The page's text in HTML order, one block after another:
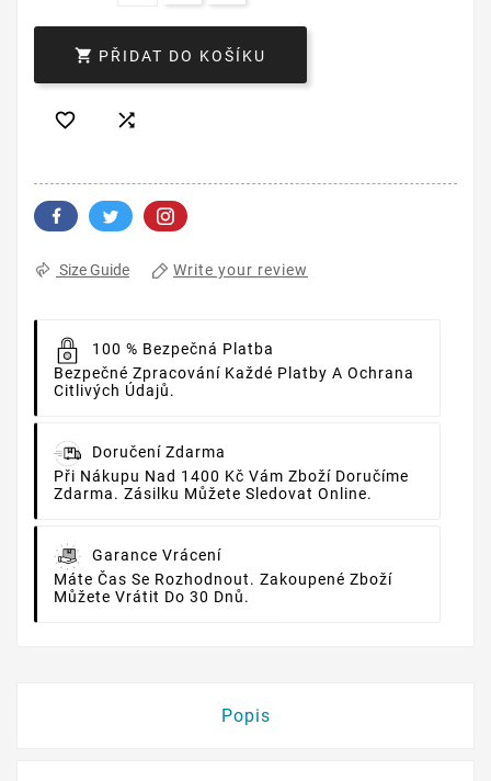
 PŘIDAT DO KOŠÍKU
 
Size Guide Write your review
100 % Bezpečná Platba
Bezpečné Zpracování Každé Platby A Ochrana
Citlivých Údajů.
Doručení Zdarma
Při Nákupu Nad 1400 Kč Vám Zboží Doručíme
Zdarma. Zásilku Můžete Sledovat Online.
Garance Vrácení
Máte Čas Se Rozhodnout. Zakoupené Zboží
Můžete Vrátit Do 30 Dnů.
Popis